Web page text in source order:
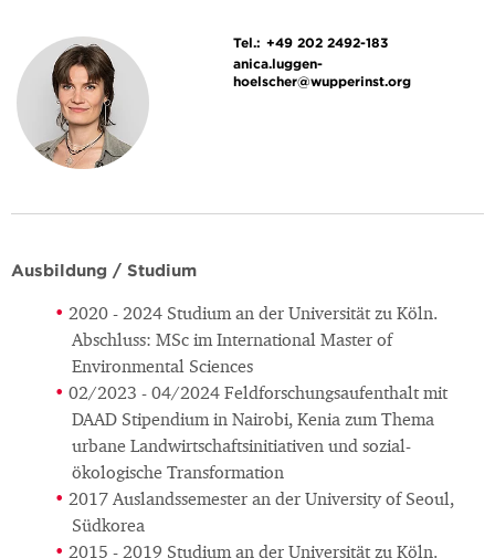
Tel.: +49 202 2492-183
anica.luggen-
hoelscher@wupperinst.org
Ausbildung / Studium
2020 - 2024 Studium an der Universität zu Köln.
Abschluss: MSc im International Master of
Environmental Sciences
02/2023 - 04/2024 Feldforschungsaufenthalt mit
DAAD Stipendium in Nairobi, Kenia zum Thema
urbane Landwirtschaftsinitiativen und sozial-
ökologische Transformation
2017 Auslandssemester an der University of Seoul,
Südkorea
2015 - 2019 Studium an der Universität zu Köln.